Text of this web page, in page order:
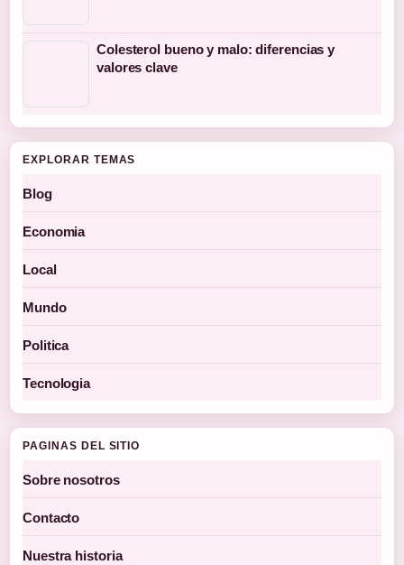
Colesterol bueno y malo: diferencias y
valores clave
EXPLORAR TEMAS
Blog
Economia
Local
Mundo
Politica
Tecnologia
PAGINAS DEL SITIO
Sobre nosotros
Contacto
Nuestra historia